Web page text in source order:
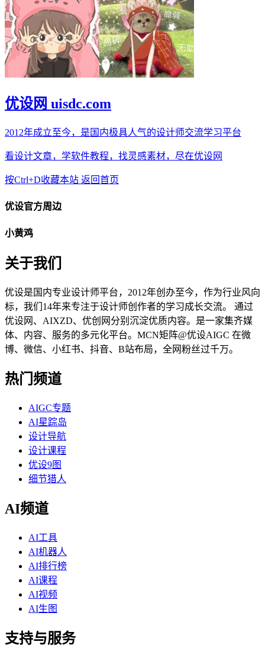
优设网 uisdc.com
2012年成立至今，是国内极具人气的设计师交流学习平台
看设计文章，学软件教程，找灵感素材，尽在优设网
按Ctrl+D收藏本站 返回首页
优设官方周边
小黄鸡
关于我们
优设是国内专业设计师平台，2012年创办至今，作为行业风向
标，我们14年来专注于设计师创作者的学习成长交流。 通过
优设网、AIXZD、优创网分别沉淀优质内容。是一家集齐媒
体、内容、服务的多元化平台。MCN矩阵@优设AIGC 在微
博、微信、小红书、抖音、B站布局，全网粉丝过千万。
热门频道
AIGC专题
AI星踪岛
设计导航
设计课程
优设9图
细节猎人
AI频道
AI工具
AI机器人
AI排行榜
AI课程
AI视频
AI生图
支持与服务